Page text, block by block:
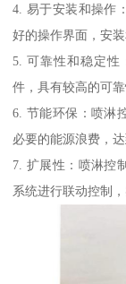
4. 易于安装和操作
好的操作界面，安
5. 可靠性和稳定性
件，具有较高的可
6. 节能环保：喷淋
必要的能源浪费，
7. 扩展性：喷淋控
系统进行联动控制